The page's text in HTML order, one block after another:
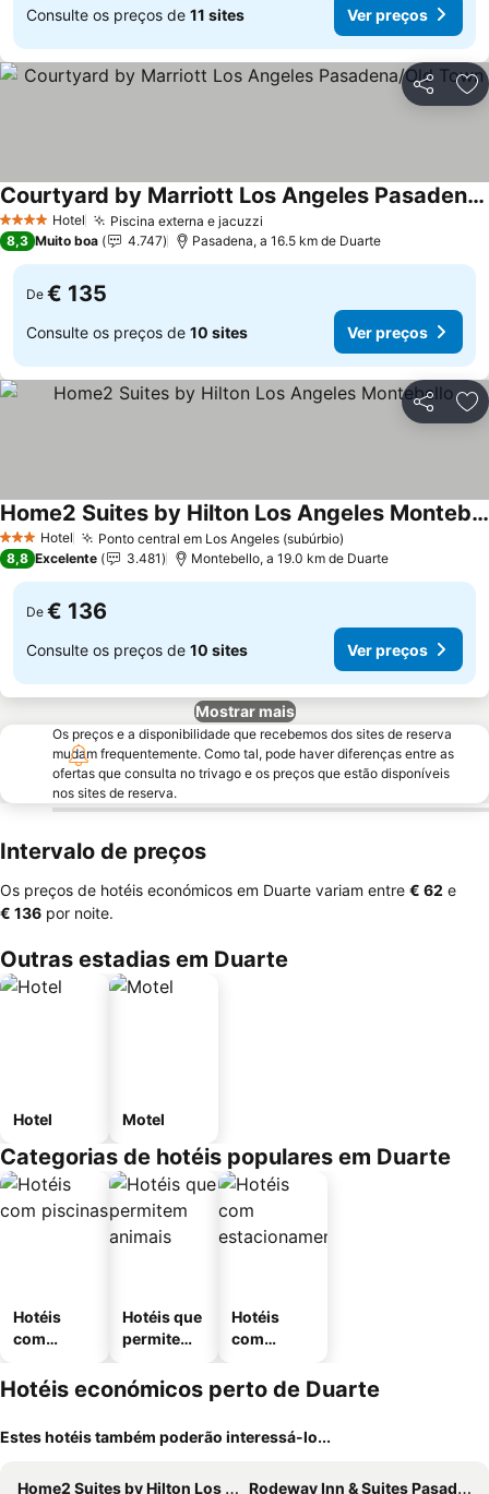
Consulte os preços de 11 sites Ver preços
Partilhar
4 EstrelasHotel Piscina externa e jacuzzi
Courtyard by Marriott Los Angeles Pasadena/Old Town
Ver preços
8,3 Muito boa 4.747 Pasadena, a 16.5 km de Duarte
De € 135
Consulte os preços de 10 sites Ver preços
Partilhar
3 EstrelasHotel Ponto central em Los Angeles (subúrbio)
Home2 Suites by Hilton Los Angeles Montebello
Ver preços
8,8 Excelente 3.481 Montebello, a 19.0 km de Duarte
De € 136
Consulte os preços de 10 sites Ver preços
Mostrar mais
Os preços e a disponibilidade que recebemos dos sites de reserva
mudam frequentemente. Como tal, pode haver diferenças entre as
ofertas que consulta no trivago e os preços que estão disponíveis
nos sites de reserva.
Intervalo de preços
Os preços de hotéis económicos em Duarte variam entre ‎€ 62 e
‎€ 136 por noite.
Outras estadias em Duarte
Hotel Motel
Categorias de hotéis populares em Duarte
Hotéis
com
Hotéis que
permitem
Hotéis
com
mento
Hotéis económicos perto de Duarte
Estes hotéis também poderão interessá-lo...
Home2 Suites by Hilton Los Angeles Montebello
Rodeway Inn & Suites Pasadena